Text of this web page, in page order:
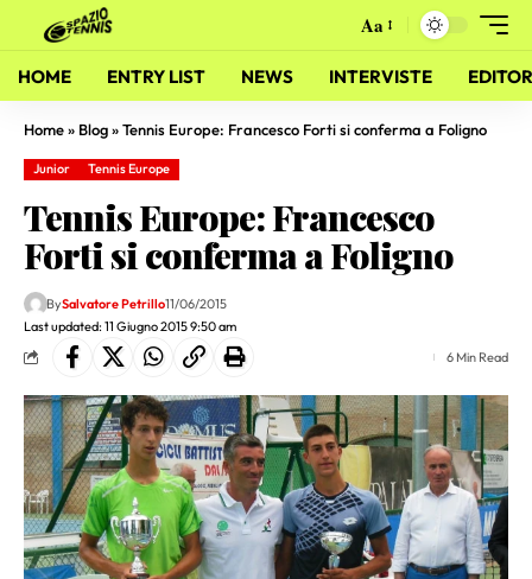
Aa
HOME ENTRY LIST NEWS INTERVISTE
Home» Blog»Tennis Europe: Francesco Forti si conferma a Foligno
Junior Tennis Europe
Tennis Europe: Francesco
Forti si conferma a Foligno
Last updated: 11 Giugno 2015 9:50 am
BySalvatore Petrillo11/06/2015
6 Min Read